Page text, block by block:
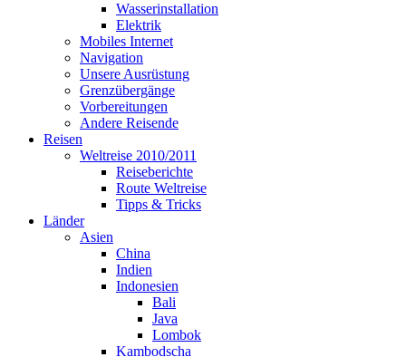
Wasserinstallation
Elektrik
Mobiles Internet
Navigation
Unsere Ausrüstung
Grenzübergänge
Vorbereitungen
Andere Reisende
Reisen
Weltreise 2010/2011
Reiseberichte
Route Weltreise
Tipps & Tricks
Länder
Asien
China
Indien
Indonesien
Bali
Java
Lombok
Kambodscha